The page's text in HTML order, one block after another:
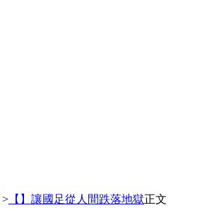
> 【】讓國足從人間跌落地獄正文